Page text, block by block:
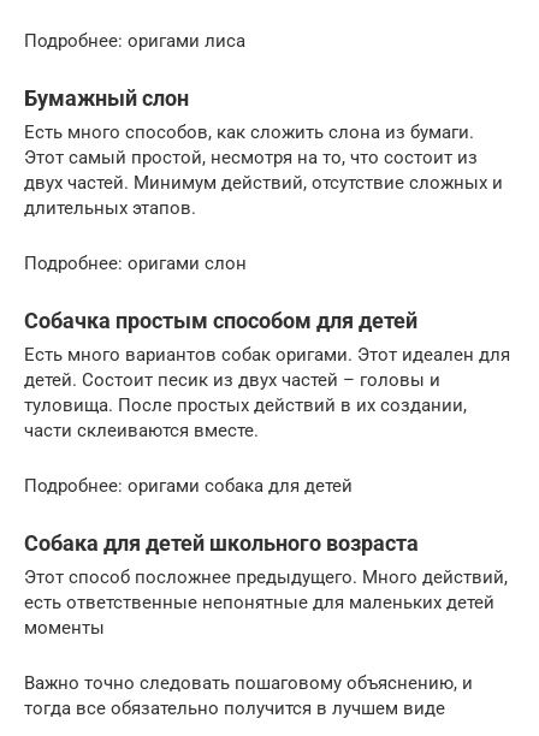
Подробнее: оригами лиса
Бумажный слон
Есть много способов, как сложить слона из бумаги.
Этот самый простой, несмотря на то, что состоит из
двух частей. Минимум действий, отсутствие сложных и
длительных этапов.
Подробнее: оригами слон
Собачка простым способом для детей
Есть много вариантов собак оригами. Этот идеален для
детей. Состоит песик из двух частей – головы и
туловища. После простых действий в их создании,
части склеиваются вместе.
Подробнее: оригами собака для детей
Собака для детей школьного возраста
Этот способ посложнее предыдущего. Много действий,
есть ответственные непонятные для маленьких детей
моменты
Важно точно следовать пошаговому объяснению, и
тогда все обязательно получится в лучшем виде